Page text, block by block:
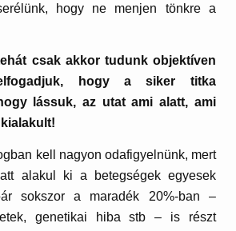
hogy ne menjen tönkre a
csak akkor tudunk objektíven
hogy a siker titka
lássuk, az utat ami alatt, ami
kell nagyon odafigyelnünk, mert
alakul ki a betegségek egyesek
sokszor a maradék 20%-ban –
genetikai hiba stb – is részt